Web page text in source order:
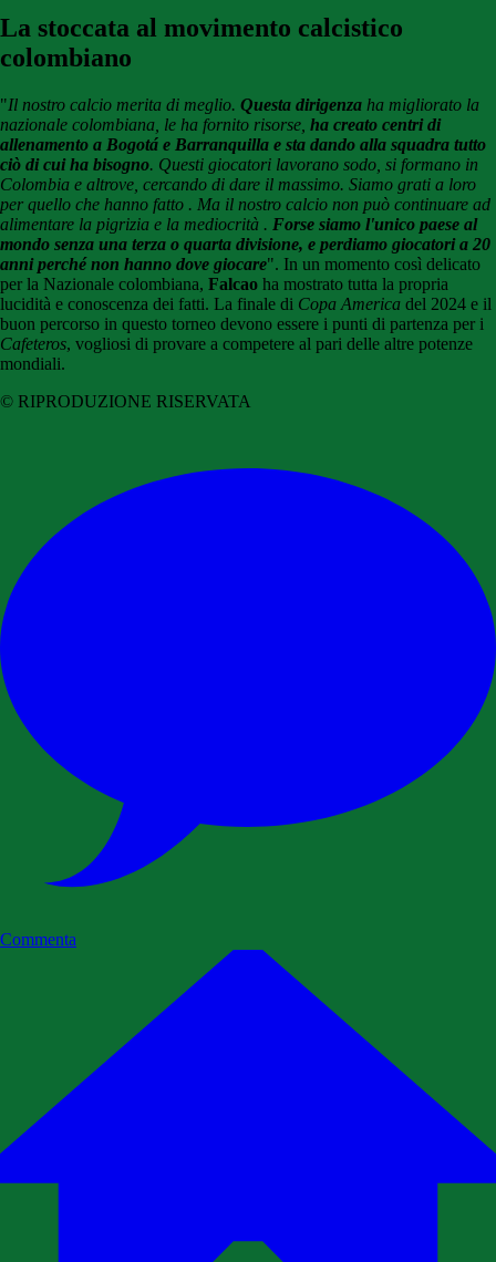
La stoccata al movimento calcistico
colombiano
"Il nostro calcio merita di meglio. Questa dirigenza ha migliorato la
nazionale colombiana, le ha fornito risorse, ha creato centri di
allenamento a Bogotá e Barranquilla e sta dando alla squadra tutto
ciò di cui ha bisogno. Questi giocatori lavorano sodo, si formano in
Colombia e altrove, cercando di dare il massimo. Siamo grati a loro
per quello che hanno fatto . Ma il nostro calcio non può continuare ad
alimentare la pigrizia e la mediocrità . Forse siamo l'unico paese al
mondo senza una terza o quarta divisione, e perdiamo giocatori a 20
anni perché non hanno dove giocare". In un momento così delicato
per la Nazionale colombiana, Falcao ha mostrato tutta la propria
lucidità e conoscenza dei fatti. La finale di Copa America del 2024 e il
buon percorso in questo torneo devono essere i punti di partenza per i
Cafeteros, vogliosi di provare a competere al pari delle altre potenze
mondiali.
© RIPRODUZIONE RISERVATA
Commenta